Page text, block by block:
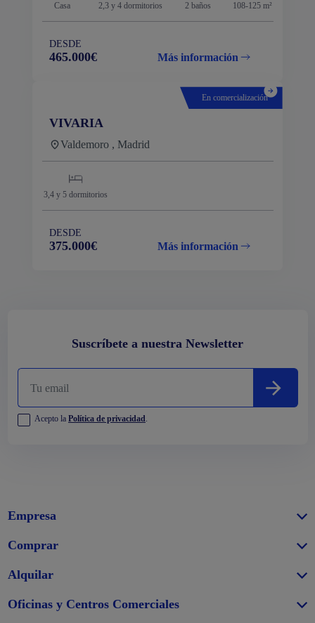
Casa 2,3 y 4 dormitorios 2 baños 108-125 m²
DESDE
465.000€ Más información
En comercialización
VIVARIA
Valdemoro , Madrid
3,4 y 5 dormitorios
DESDE
375.000€ Más información
Suscríbete a nuestra Newsletter
Acepto la Política de privacidad.
Empresa
Comprar
Alquilar
Oficinas y Centros Comerciales